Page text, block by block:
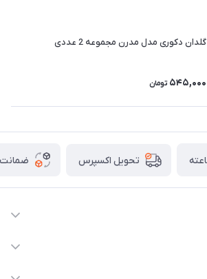
گلدان دکوری مدل مدرن مجموعه 2 عددی
545,000 تومان
تحویل اکسپرس ضمانت